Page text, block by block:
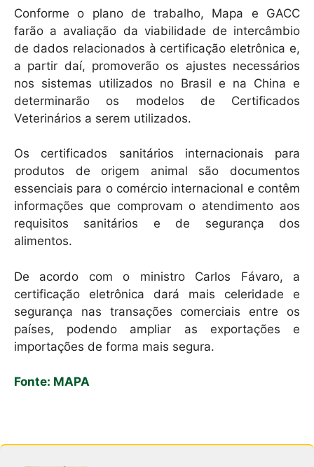
Conforme o plano de trabalho, Mapa e GACC
farão a avaliação da viabilidade de intercâmbio
de dados relacionados à certificação eletrônica e,
a partir daí, promoverão os ajustes necessários
nos sistemas utilizados no Brasil e na China e
determinarão os modelos de Certificados
Veterinários a serem utilizados.
Os certificados sanitários internacionais para
produtos de origem animal são documentos
essenciais para o comércio internacional e contêm
informações que comprovam o atendimento aos
requisitos sanitários e de segurança dos
alimentos.
De acordo com o ministro Carlos Fávaro, a
certificação eletrônica dará mais celeridade e
segurança nas transações comerciais entre os
países, podendo ampliar as exportações e
importações de forma mais segura.
Fonte: MAPA